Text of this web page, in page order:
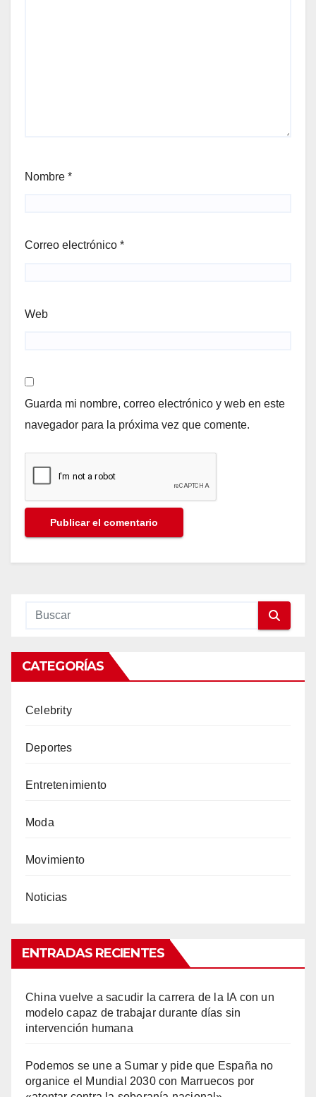
Nombre *
Correo electrónico *
Web
Guarda mi nombre, correo electrónico y web en este
navegador para la próxima vez que comente.
CATEGORÍAS
Celebrity
Deportes
Entretenimiento
Moda
Movimiento
Noticias
ENTRADAS RECIENTES
China vuelve a sacudir la carrera de la IA con un
modelo capaz de trabajar durante días sin
intervención humana
Podemos se une a Sumar y pide que España no
organice el Mundial 2030 con Marruecos por